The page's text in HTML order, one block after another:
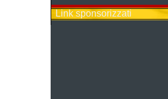
Link sponsorizzati